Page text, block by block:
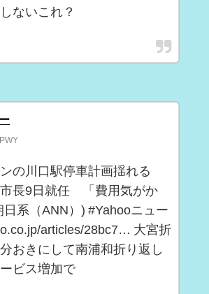
ないこれ？
ンの川口駅停車計画揺れる
長9日就任 「費用気がか
日系（ANN）) #Yahooニュー
articles/28bc7… 大宮折
おきにして南浦和折り返し
ビス増加で